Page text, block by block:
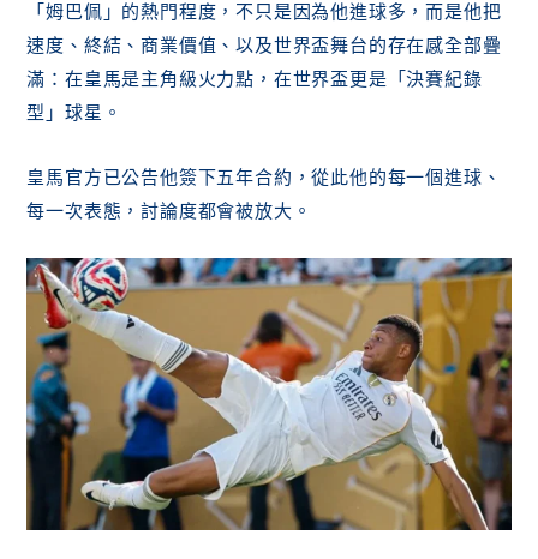
Q1：姆巴佩現在在哪一隊？
Q2：姆巴佩轉隊是「自由轉會」嗎？
Q3：姆巴佩薪水大概多少？
Q6：姆巴佩結婚了嗎？姆巴佩老婆/女友是
誰？
延伸閱讀
「姆巴佩」的熱門程度，不只是因為他進球多，而是他把
速度、終結、商業價值、以及世界盃舞台的存在感全部疊
滿：在皇馬是主角級火力點，在世界盃更是「決賽紀錄
型」球星。
皇馬官方已公告他簽下五年合約，從此他的每一個進球、
每一次表態，討論度都會被放大。